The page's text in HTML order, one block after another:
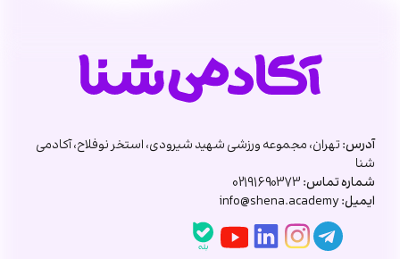
آدرس:تهران، مجموعه ورزشی شهید شیرودی، استخر نوفلاح، آکادمی
شنا
شماره تماس:02191690373
ایمیل:info@shena.academy